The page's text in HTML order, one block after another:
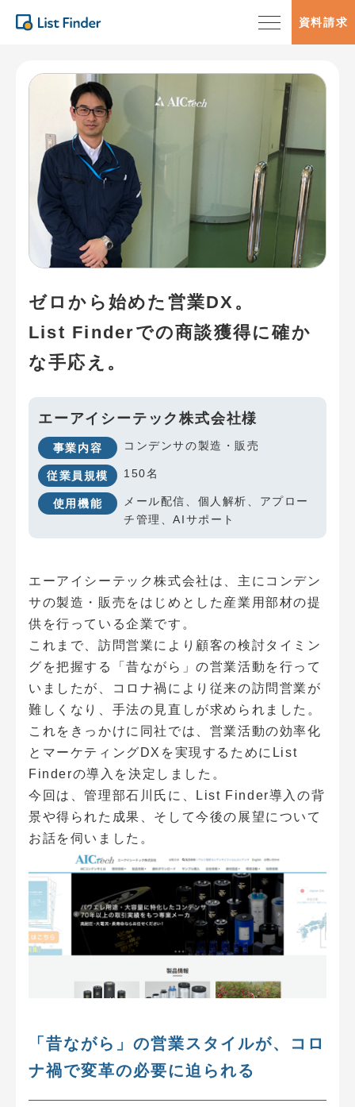
資料請求
ゼロから始めた営業DX。
List Finderでの商談獲得に確か
な手応え。
エーアイシーテック株式会社様
事業内容 コンデンサの製造・販売
従業員規模 150名
使用機能
メール配信、個人解析、アプロー
チ管理、AIサポート
エーアイシーテック株式会社は、主にコンデン
サの製造・販売をはじめとした産業用部材の提
供を行っている企業です。
これまで、訪問営業により顧客の検討タイミン
グを把握する「昔ながら」の営業活動を行って
いましたが、コロナ禍により従来の訪問営業が
難しくなり、手法の見直しが求められました。
これをきっかけに同社では、営業活動の効率化
とマーケティングDXを実現するためにList
Finderの導入を決定しました。
今回は、管理部石川氏に、List Finder導入の背
景や得られた成果、そして今後の展望について
お話を伺いました。
「昔ながら」の営業スタイルが、コロ
ナ禍で変革の必要に迫られる